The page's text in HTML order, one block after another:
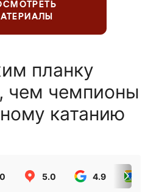
планку
чем чемпионы
катанию
5.0 4.9